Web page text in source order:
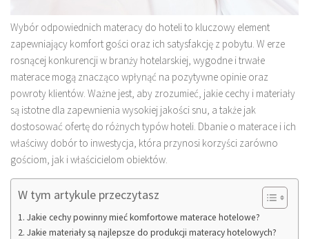
Wybór odpowiednich materacy do hoteli to kluczowy element
zapewniający komfort gości oraz ich satysfakcję z pobytu. W erze
rosnącej konkurencji w branży hotelarskiej, wygodne i trwałe
materace mogą znacząco wpłynąć na pozytywne opinie oraz
powroty klientów. Ważne jest, aby zrozumieć, jakie cechy i materiały
są istotne dla zapewnienia wysokiej jakości snu, a także jak
dostosować ofertę do różnych typów hoteli. Dbanie o materace i ich
właściwy dobór to inwestycja, która przynosi korzyści zarówno
gościom, jak i właścicielom obiektów.
W tym artykule przeczytasz
Jakie cechy powinny mieć komfortowe materace hotelowe?
Jakie materiały są najlepsze do produkcji materacy hotelowych?